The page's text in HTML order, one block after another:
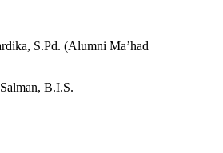
S.Pd. (Alumni Ma’had
B.I.S.